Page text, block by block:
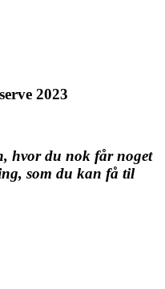
2023
hvor du nok får noget
som du kan få til